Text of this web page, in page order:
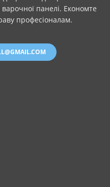
варочної панелі. Економте
професіоналам.